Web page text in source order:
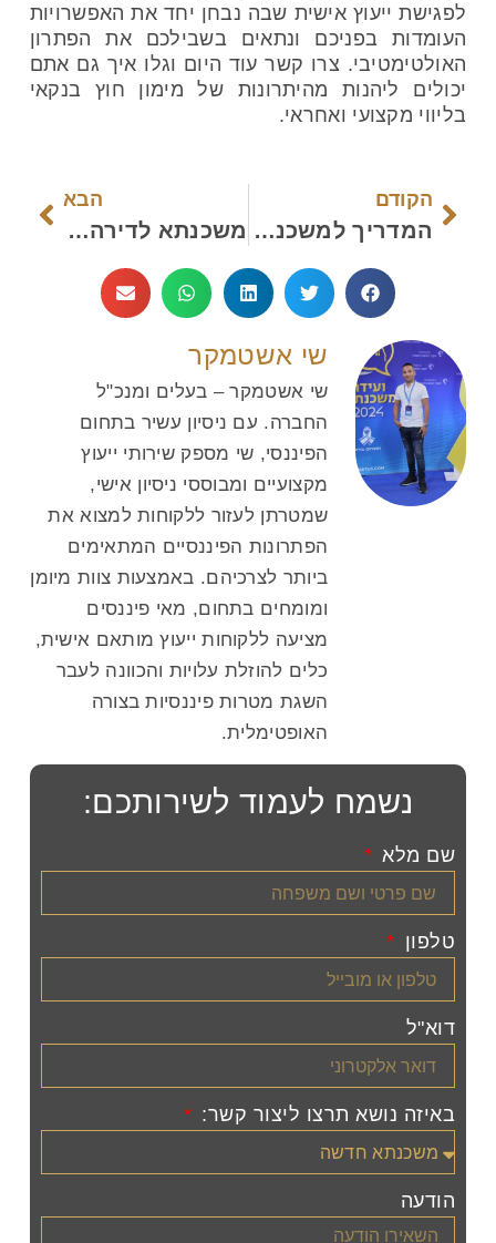
לפגישת ייעוץ אישית שבה נבחן יחד את האפשרויות
העומדות בפניכם ונתאים בשבילכם את הפתרון
האולטימטיבי. צרו קשר עוד היום וגלו איך גם אתם
יכולים ליהנות מהיתרונות של מימון חוץ בנקאי
בליווי מקצועי ואחראי.
הקודם
המדריך למשכנתאות 2024: איך לחסוך מאות אלפי שקלים בבחירת המסלול הנכון
הבא
משכנתא לדירה שניה: איך תקבלו מימון לדירה נוספת ותגדילו את תיק הנדל"ן שלכם
שי אשטמקר
שי אשטמקר – בעלים ומנכ"ל
החברה. עם ניסיון עשיר בתחום
הפיננסי, שי מספק שירותי ייעוץ
מקצועיים ומבוססי ניסיון אישי,
שמטרתן לעזור ללקוחות למצוא את
הפתרונות הפיננסיים המתאימים
ביותר לצרכיהם. באמצעות צוות מיומן
ומומחים בתחום, מאי פיננסים
מציעה ללקוחות ייעוץ מותאם אישית,
כלים להוזלת עלויות והכוונה לעבר
השגת מטרות פיננסיות בצורה
האופטימלית.
נשמח לעמוד לשירותכם:
שם מלא
טלפון
דוא"ל
באיזה נושא תרצו ליצור קשר:
הודעה